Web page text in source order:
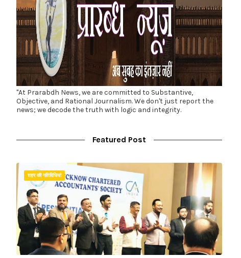
"At Prarabdh News, we are committed to Substantive,
Objective, and Rational Journalism. We don't just report the
news; we decode the truth with logic and integrity.
Featured Post
शहर की गतिविधियां